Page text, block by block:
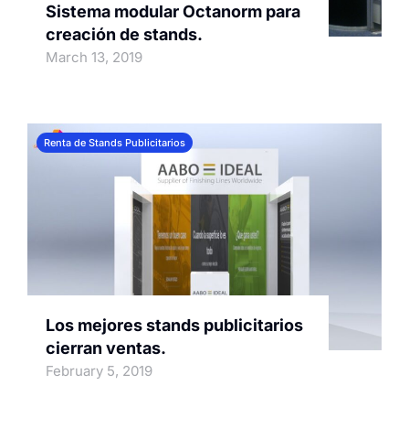
Sistema modular Octanorm para
creación de stands.
March 13, 2019
Renta de Stands Publicitarios
Los mejores stands publicitarios
cierran ventas.
February 5, 2019